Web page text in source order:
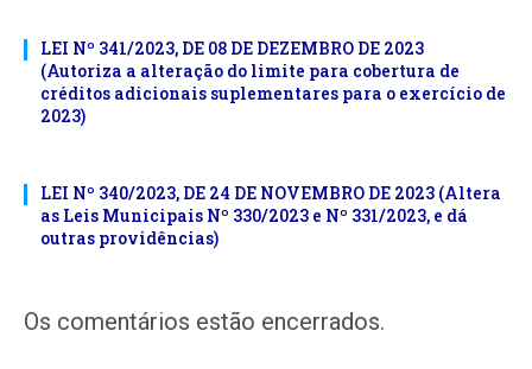
LEI Nº 341/2023, DE 08 DE DEZEMBRO DE 2023
(Autoriza a alteração do limite para cobertura de
créditos adicionais suplementares para o exercício de
2023)
LEI Nº 340/2023, DE 24 DE NOVEMBRO DE 2023 (Altera
as Leis Municipais Nº 330/2023 e Nº 331/2023, e dá
outras providências)
Os comentários estão encerrados.